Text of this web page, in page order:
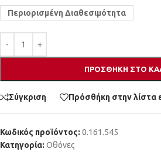
Περιορισμένη Διαθεσιμότητα
ΠΡΟΣΘΉΚΗ ΣΤΟ
Σύγκριση Πρόσθήκη στην λίστα
Κωδικός προϊόντος: 0.161.545
Κατηγορία: Οθόνες